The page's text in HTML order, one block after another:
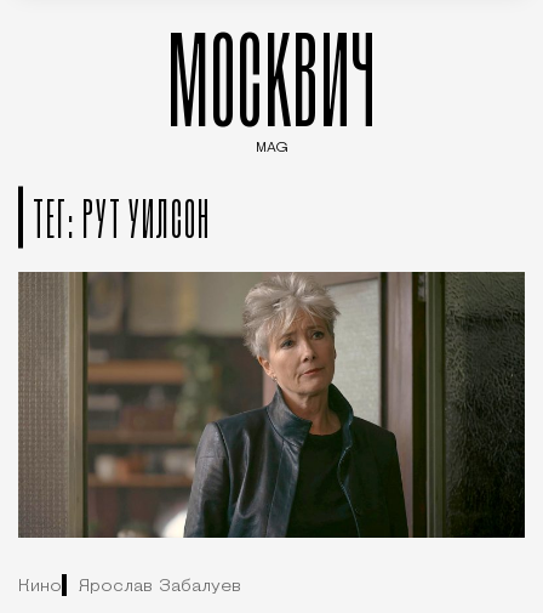
МОСКВИЧ
MAG
ТЕГ: РУТ УИЛСОН
Кино Ярослав Забалуев